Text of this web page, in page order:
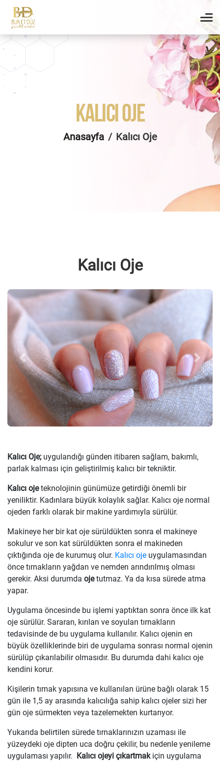
KALICI OJE
Anasayfa Kalıcı Oje
Kalıcı Oje
Geri İleri
Kalıcı Oje;uygulandığı günden itibaren sağlam, bakımlı,
parlak kalması için geliştirilmiş kalıcı bir tekniktir.
Kalıcı ojeteknolojinin günümüze getirdiği önemli bir
yeniliktir. Kadınlara büyük kolaylık sağlar. Kalıcı oje normal
ojeden farklı olarak bir makine yardımıyla sürülür.
Makineye her bir kat oje sürüldükten sonra el makineye
sokulur ve son kat sürüldükten sonra el makineden
çıktığında oje de kurumuş olur. Kalıcı oje uygulamasından
önce tırnakların yağdan ve nemden arındırılmış olması
gerekir. Aksi durumda ojetutmaz. Ya da kısa sürede atma
yapar.
Uygulama öncesinde bu işlemi yaptıktan sonra önce ilk kat
oje sürülür. Sararan, kırılan ve soyulan tırnakların
tedavisinde de bu uygulama kullanılır. Kalıcı ojenin en
büyük özelliklerinde biri de uygulama sonrası normal ojenin
sürülüp çıkarılabilir olmasıdır. Bu durumda dahi kalıcı oje
kendini korur.
Kişilerin tırnak yapısına ve kullanılan ürüne bağlı olarak 15
gün ile 1,5 ay arasında kalıcılığa sahip kalıcı ojeler sizi her
gün oje sürmekten veya tazelemekten kurtarıyor.
Yukarıda belirtilen sürede tırnaklarınızın uzaması ile
yüzeydeki oje dipten uca doğru çekilir, bu nedenle yenileme
uygulaması yapılır. Kalıcı ojeyi çıkartmakiçin uygulama